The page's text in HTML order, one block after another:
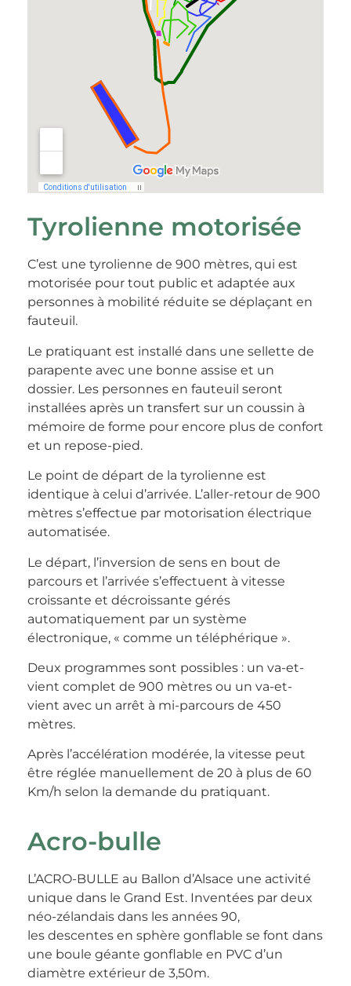
Tyrolienne motorisée
C’est une tyrolienne de 900 mètres, qui est
motorisée pour tout public et adaptée aux
personnes à mobilité réduite se déplaçant en
fauteuil.
Le pratiquant est installé dans une sellette de
parapente avec une bonne assise et un
dossier. Les personnes en fauteuil seront
installées après un transfert sur un coussin à
mémoire de forme pour encore plus de confort
et un repose-pied.
Le point de départ de la tyrolienne est
identique à celui d’arrivée. L’aller-retour de 900
mètres s’effectue par motorisation électrique
automatisée.
Le départ, l’inversion de sens en bout de
parcours et l’arrivée s’effectuent à vitesse
croissante et décroissante gérés
automatiquement par un système
électronique, « comme un téléphérique ».
Deux programmes sont possibles : un va-et-
vient complet de 900 mètres ou un va-et-
vient avec un arrêt à mi-parcours de 450
mètres.
Après l’accélération modérée, la vitesse peut
être réglée manuellement de 20 à plus de 60
Km/h selon la demande du pratiquant.
Acro-bulle
L’ACRO-BULLE au Ballon d’Alsace une activité
unique dans le Grand Est. Inventées par deux
néo-zélandais dans les années 90,
les descentes en sphère gonflable se font dans
une boule géante gonflable en PVC d’un
diamètre extérieur de 3,50m.